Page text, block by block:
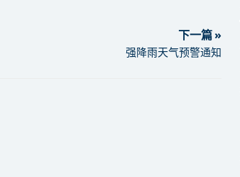
下一篇 »
强降雨天气预警通知